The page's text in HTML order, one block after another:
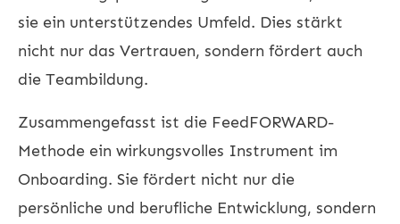
sie ein unterstützendes Umfeld. Dies stärkt
nicht nur das Vertrauen, sondern fördert auch
die Teambildung.
Zusammengefasst ist die FeedFORWARD-
Methode ein wirkungsvolles Instrument im
Onboarding. Sie fördert nicht nur die
persönliche und berufliche Entwicklung, sondern